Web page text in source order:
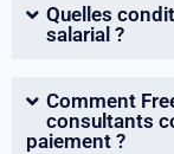
Quelles
salarial ?
Comment
consultants
paiement ?